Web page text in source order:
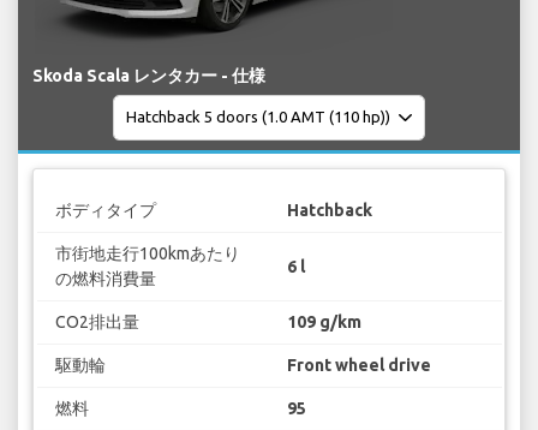
Skoda Scala レンタカー - 仕様
ボディタイプ Hatchback
市街地走行100kmあたり
の燃料消費量
6 l
CO2排出量 109 g/km
駆動輪 Front wheel drive
燃料 95